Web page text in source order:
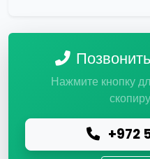
Нажмите кнопку
+972